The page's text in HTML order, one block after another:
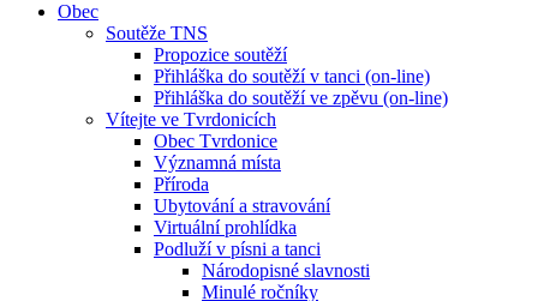
Obec
Soutěže TNS
Propozice soutěží
Přihláška do soutěží v tanci (on-line)
Přihláška do soutěží ve zpěvu (on-line)
Vítejte ve Tvrdonicích
Obec Tvrdonice
Významná místa
Příroda
Ubytování a stravování
Virtuální prohlídka
Podluží v písni a tanci
Národopisné slavnosti
Minulé ročníky